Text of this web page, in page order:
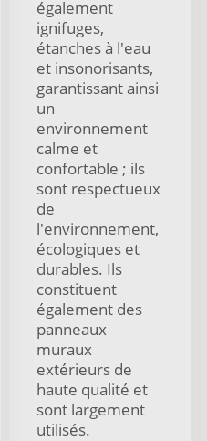
également
ignifuges,
étanches à l'eau
et insonorisants,
garantissant ainsi
un
environnement
calme et
confortable ; ils
sont respectueux
de
l'environnement,
écologiques et
durables. Ils
constituent
également des
panneaux
muraux
extérieurs de
haute qualité et
sont largement
utilisés.